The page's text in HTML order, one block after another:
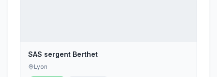
SAS sergent Berthet
Lyon